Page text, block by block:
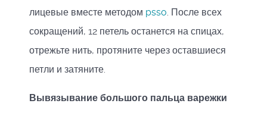
лицевые вместе методом psso. После всех
сокращений, 12 петель останется на спицах,
отрежьте нить, протяните через оставшиеся
петли и затяните.
Вывязывание большого пальца варежки